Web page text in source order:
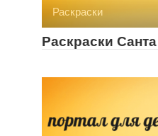
Раскраски
Раскраски